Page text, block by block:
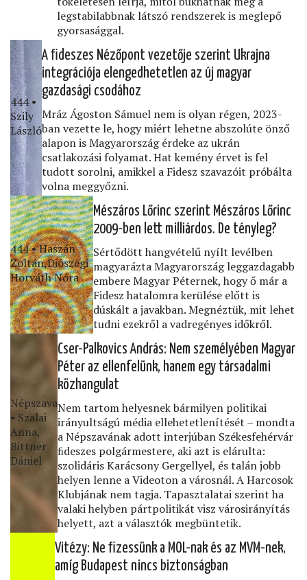
legstabilabbnak látszó rendszerek is meglepő
gyorsasággal.
444 •
Szily
László
A ﬁdeszes Nézőpont vezetője szerint Ukrajna
integrációja elengedhetetlen az új magyar
gazdasági csodához
Mráz Ágoston Sámuel nem is olyan régen, 2023-
ban vezette le, hogy miért lehetne abszolúte önző
alapon is Magyarország érdeke az ukrán
csatlakozási folyamat. Hat kemény érvet is fel
tudott sorolni, amikkel a Fidesz szavazóit próbálta
volna meggyőzni.
444 • Haszán
Zoltán,Diószegi-
Horváth Nóra
Mészáros Lőrinc szerint Mészáros Lőrinc
2009-ben lett milliárdos. De tényleg?
Sértődött hangvételű nyílt levélben
magyarázta Magyarország leggazdagabb
embere Magyar Péternek, hogy ő már a
Fidesz hatalomra kerülése előtt is
dúskált a javakban. Megnéztük, mit lehet
tudni ezekről a vadregényes időkről.
Népszava
• Szalai
Anna,
Bittner
Dániel
Cser-Palkovics András: Nem személyében Magyar
Péter az ellenfelünk, hanem egy társadalmi
közhangulat
Nem tartom helyesnek bármilyen politikai
irányultságú média ellehetetlenítését – mondta
a Népszavának adott interjúban Székesfehérvár
ﬁdeszes polgármestere, aki azt is elárulta:
szolidáris Karácsony Gergellyel, és talán jobb
helyen lenne a Videoton a városnál. A Harcosok
Klubjának nem tagja. Tapasztalatai szerint ha
valaki helyben pártpolitikát visz városirányítás
helyett, azt a választók megbüntetik.
Vitézy: Ne ﬁzessünk a MOL-nak és az MVM-nek,
amíg Budapest nincs biztonságban